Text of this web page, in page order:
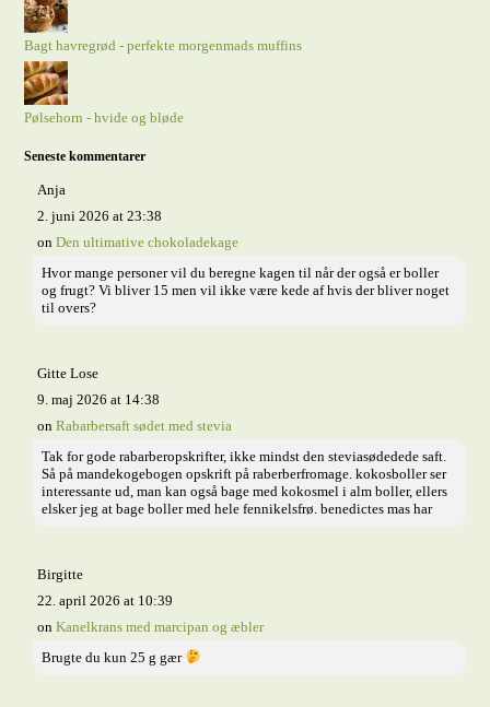
Bagt havregrød - perfekte morgenmads muffins
Pølsehorn - hvide og bløde
Seneste kommentarer
Anja
2. juni 2026 at 23:38
onDen ultimative chokoladekage
Hvor mange personer vil du beregne kagen til når der også er boller
og frugt? Vi bliver 15 men vil ikke være kede af hvis der bliver noget
til overs?
Gitte Lose
9. maj 2026 at 14:38
onRabarbersaft sødet med stevia
Tak for gode rabarberopskrifter, ikke mindst den steviasødedede saft.
Så på mandekogebogen opskrift på raberberfromage. kokosboller ser
interessante ud, man kan også bage med kokosmel i alm boller, ellers
elsker jeg at bage boller med hele fennikelsfrø. benedictes mas har
Birgitte
22. april 2026 at 10:39
onKanelkrans med marcipan og æbler
Brugte du kun 25 g gær